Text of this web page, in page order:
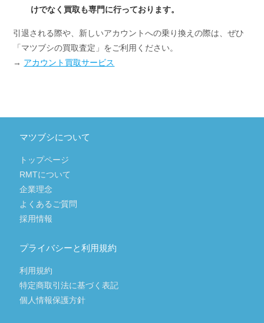
けでなく買取も専門に行っております。
引退される際や、新しいアカウントへの乗り換えの際は、ぜひ
「マツブシの買取査定」をご利用ください。
→ アカウント買取サービス
マツブシについて
トップページ
RMTについて
企業理念
よくあるご質問
採用情報
プライバシーと利用規約
利用規約
特定商取引法に基づく表記
個人情報保護方針